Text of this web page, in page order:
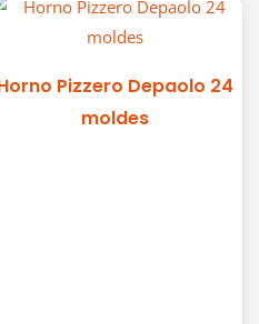
Pizzero Depaolo 24
moldes